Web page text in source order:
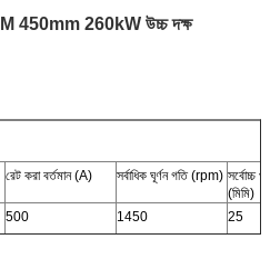
450mm 260kW উচ্চ দক্ষ
রেট করা বর্তমান (A) সর্বাধিক ঘূর্ণন গতি (rpm) সর্বোচ্চ
(মিমি)
500 1450 25